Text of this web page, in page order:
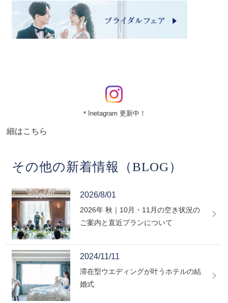
＊Inetagram 更新中！
細はこちら
その他の新着情報（BLOG）
2026/8/01
2026年 秋｜10月・11月の空き状況の
ご案内と直近プランについて
2024/11/11
滞在型ウエディングが叶うホテルの結
婚式